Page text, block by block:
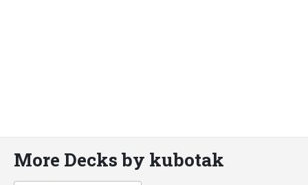
More Decks by kubotak